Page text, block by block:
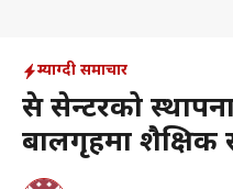
म्याग्दी समाचार
प्रेस सेन्टरको
बालगृहमा शैक्षिक